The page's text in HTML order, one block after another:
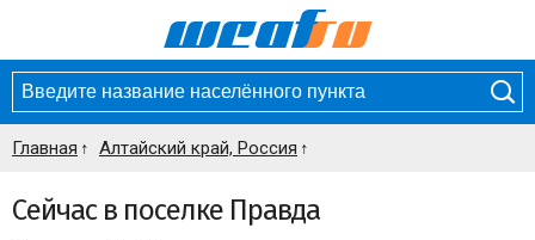
Главная Алтайский край, Россия
Сейчас в поселке Правда